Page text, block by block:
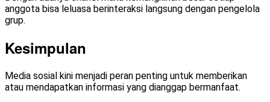
anggota bisa leluasa berinteraksi langsung dengan pengelola
grup.
Kesimpulan
Media sosial kini menjadi peran penting untuk memberikan
atau mendapatkan informasi yang dianggap bermanfaat.